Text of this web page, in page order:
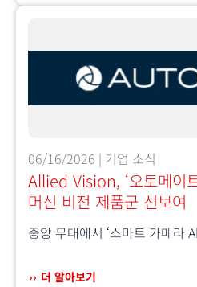
06/16/2026 | 기업 소식
Allied Vision, ‘오토메이
머신 비전 제품군 선보여
중앙 무대에서 ‘스마트 카메라
더 알아보기